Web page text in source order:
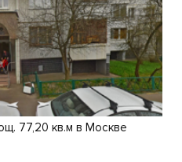
77,20 кв.м в Москве